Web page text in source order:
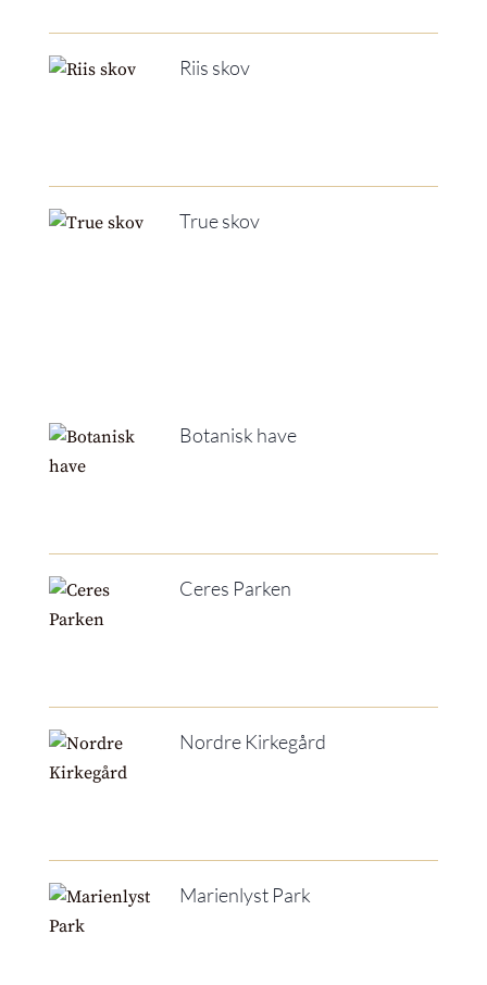
Riis skov
True skov
Botanisk have
Ceres Parken
Nordre Kirkegård
Marienlyst Park